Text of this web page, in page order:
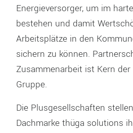
Energieversorger, um im
bestehen und damit
Arbeitsplätze in den
sichern zu können.
Zusammenarbeit ist Kern der
Gruppe.
Die Plusgesellschaften
Dachmarke thüga solutions